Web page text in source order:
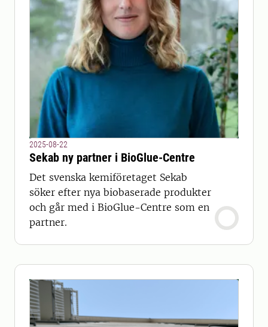
2025-08-22
Sekab ny partner i BioGlue-Centre
Det svenska kemiföretaget Sekab
söker efter nya biobaserade produkter
och går med i BioGlue-Centre som en
partner.